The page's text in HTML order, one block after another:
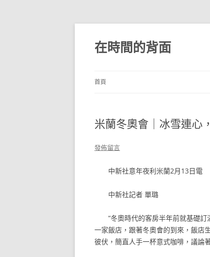
跳
主
要
內
在時間的背面
首頁
米蘭冬奧會｜冰雪連心
發佈留言
中新社意年夜利米蘭2月13日電
中新社記者 單璐
“冬奧時代的客房半年前就基礎
一家飯店，跟著冬奧會的到來，飯店
彼伏，簡直人手一杯意式咖啡，議論